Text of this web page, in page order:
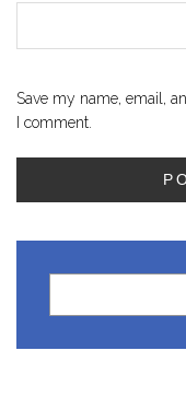
Save my name, email,
I comment.